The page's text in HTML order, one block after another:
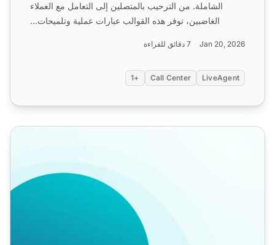
الشاملة. من الترحيب بالمتصلين إلى التعامل مع العملاء
الغاضبين، توفر هذه القوالب عبارات عملية وتلميحات...
Jan 20, 2026 7 دقائق للقراءة
LiveAgent
Call Center
+1
قوالب إغلاق/إيقاف مركز الاتصالات للاتصالات